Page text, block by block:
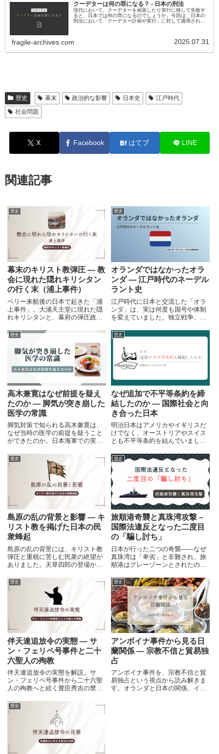
クーデターは何の罪になる？ - 日本の刑法
現代において、クーデターを画策したり実行に移して失敗す
ると、日本では何の罪になるのでしょうか。今回は、日本の
刑法において「クーデター計画や実行」に対して適用される
fragile-archives.com 2025.07.31
歴史 幕末 政治的な影響 日本史
江戸時代
社会問題
X Facebook はてブ LINE
関連記事
歴史
幕末のキリスト教弾圧 ― 教
会に現れた隠れキリシタン
の行く末（浦上事件）
ペリー来航後の日本で起きた「浦
上事件」。大浦天主堂に現れた隠
れキリシタンと、幕府の弾圧政
れた一方、日本人はなお禁教下に
盾をたどります。
歴史
オランダではなかったオラ
ンダ ― 江戸時代のネーデル
ラント史
江戸時代に日本と交流した「オラ
ンダ」は、実は何度も国号や体制
を変えていました。独立戦争、オ
争、ベルギー独立まで、ネーデル
ラントの歴史をたどります。
歴史
高木兼寛はなぜ前提を疑え
たのか ― 脚気が突き崩した
医学の常識
脚気対策で知られる高木兼寛は、
なぜ当時の医学の前提を疑うこと
ができたのか。日本海軍での実証
いったのかを、歴史の流れから静
かにたどります。
歴史
なぜ追加で不平等条約を締
結したのか ― 国際社会と向
き合った日本
明治日本はアメリカやイギリスだ
けでなく、オーストリアやスイス
とも不平等条約を結んでいまし
った条約網を解説します。
歴史
島原の乱の背景と影響 ― キ
リスト教を掲げた日本の民
衆蜂起
島原の乱の背景には、キリスト教
弾圧と重税に苦しむ民衆の絶望が
ありました。天草四郎の登場から
化までを解説します。
歴史
旅順港奇襲と真珠湾攻撃 –
国際法違反となった二度目
の「騙し討ち」
日本が行った二つの奇襲――なぜ
真珠湾は「卑劣」と非難され、旅
順港はグレーゾーンとされたの
説します。
歴史
伴天連追放令の実態 ― サ
ン・フェリペ号事件と二十
六聖人の殉教
伴天連追放令の実態を解説。サ
ン・フェリペ号事件から二十六聖
人の殉教へと続く豊臣秀吉の禁教
介します。
歴史
アンボイナ事件から見る日
蘭関係 ― 宗教不信と貿易独
占
アンボイナ事件を、宗教不信と貿
易独占という視点から読み解きま
す。オランダと日本の関係、イギ
歴史